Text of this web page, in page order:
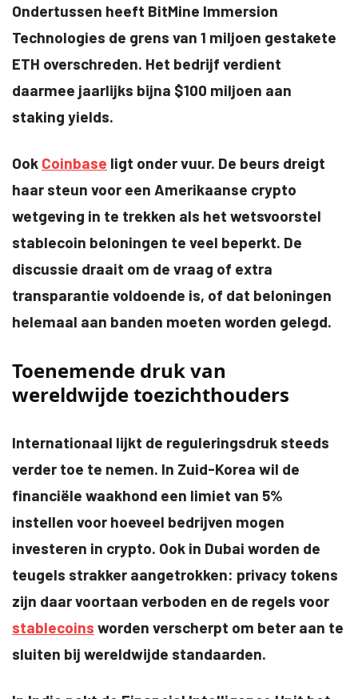
Ondertussen heeft BitMine Immersion
Technologies de grens van 1 miljoen gestakete
ETH overschreden. Het bedrijf verdient
daarmee jaarlijks bijna $100 miljoen aan
staking yields.
Ook Coinbase ligt onder vuur. De beurs dreigt
haar steun voor een Amerikaanse crypto
wetgeving in te trekken als het wetsvoorstel
stablecoin beloningen te veel beperkt. De
discussie draait om de vraag of extra
transparantie voldoende is, of dat beloningen
helemaal aan banden moeten worden gelegd.
Toenemende druk van
wereldwijde toezichthouders
Internationaal lijkt de reguleringsdruk steeds
verder toe te nemen. In Zuid-Korea wil de
financiële waakhond een limiet van 5%
instellen voor hoeveel bedrijven mogen
investeren in crypto. Ook in Dubai worden de
teugels strakker aangetrokken: privacy tokens
zijn daar voortaan verboden en de regels voor
stablecoins worden verscherpt om beter aan te
sluiten bij wereldwijde standaarden.